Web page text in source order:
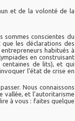
et de la volonté de la
sommes conscientes du
les déclarations des
habitués à
en construisant
de lits), et qui
l’état de crise en
Nous connaissons
vallée, et l’autoritarisme
à vous : faites quelque